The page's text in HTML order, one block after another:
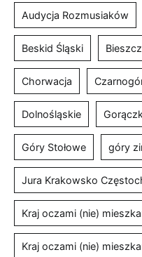
Audycja Rozmusiaków
Beskid Śląski
Chorwacja
Dolnośląskie
Góry Stołowe góry
Jura Krakowsko
Kraj oczami (nie)
Kraj oczami (nie)